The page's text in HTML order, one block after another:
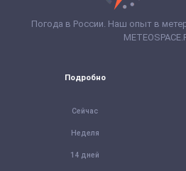
Погода в России. Наш опыт в
Подробно
Сейчас
Неделя
14 дней